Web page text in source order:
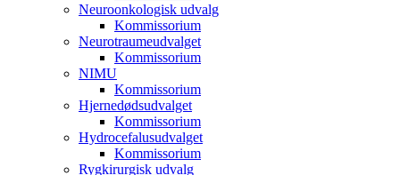
Neuroonkologisk udvalg
Kommissorium
Neurotraumeudvalget
Kommissorium
NIMU
Kommissorium
Hjernedødsudvalget
Kommissorium
Hydrocefalusudvalget
Kommissorium
Rygkirurgisk udvalg